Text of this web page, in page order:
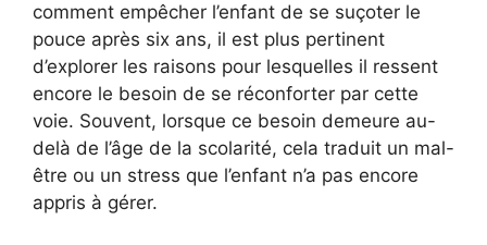
comment empêcher l’enfant de se suçoter le
pouce après six ans, il est plus pertinent
d’explorer les raisons pour lesquelles il ressent
encore le besoin de se réconforter par cette
voie. Souvent, lorsque ce besoin demeure au-
delà de l’âge de la scolarité, cela traduit un mal-
être ou un stress que l’enfant n’a pas encore
appris à gérer.